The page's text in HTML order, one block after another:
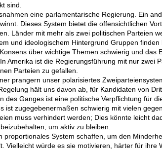
sind.
eine parlamentarische Regierung. Ein
Dieses System bietet die offensichtlichen
Länder mit mehr als zwei politischen Parteien
und ideologischem Hintergrund Gruppen
über wichtige Themen schwierig und das
Amerika ist die Regierungsführung mit nur zwei
Parteien zu gefallen.
prangern unser polarisiertes
hält uns davon ab, für Kandidaten von
Ganges ist eine politische Verpflichtung für
ist zugegebenermaßen schwierig mit vielen
muss verhindert werden; Dies könnte leicht
um aktiv zu bleiben.
System schaffen, um den
Vielleicht würde es sie motivieren, härter für ihre